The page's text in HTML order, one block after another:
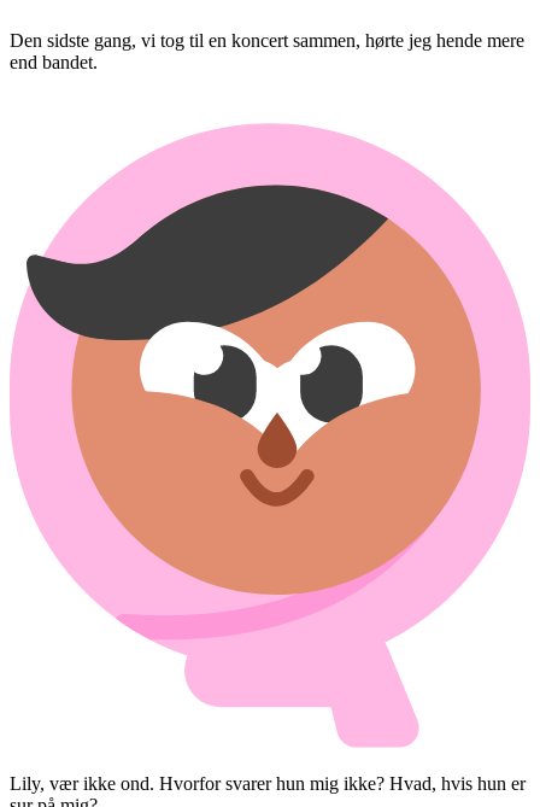
Den sidste gang, vi tog til en koncert sammen, hørte jeg hende mere
end bandet.
Lily, vær ikke ond. Hvorfor svarer hun mig ikke? Hvad, hvis hun er